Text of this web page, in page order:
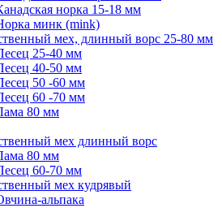
норка 15-18 мм
минк (mink)
мех, длинный ворс 25-80 мм
25-40 мм
40-50 мм
50 -60 мм
60 -70 мм
80 мм
мех длинный ворс
80 мм
60-70 мм
мех кудрявый
альпака